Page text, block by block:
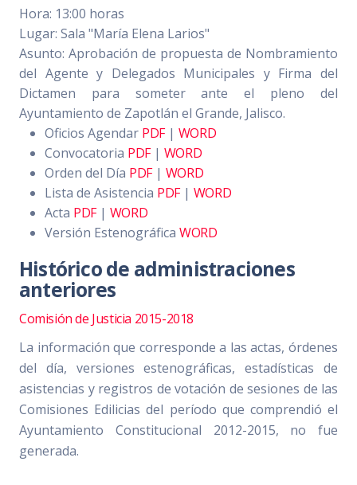
Hora: 13:00 horas
Lugar: Sala "María Elena Larios"
Asunto: Aprobación de propuesta de Nombramiento
del Agente y Delegados Municipales y Firma del
Dictamen para someter ante el pleno del
Ayuntamiento de Zapotlán el Grande, Jalisco.
Oficios Agendar PDF| WORD
Convocatoria PDF| WORD
Orden del Día PDF| WORD
Lista de Asistencia PDF| WORD
Acta PDF| WORD
Versión Estenográfica WORD
Histórico de administraciones
anteriores
Comisión de Justicia 2015-2018
La información que corresponde a las actas, órdenes
del día, versiones estenográficas, estadísticas de
asistencias y registros de votación de sesiones de las
Comisiones Edilicias del período que comprendió el
Ayuntamiento Constitucional 2012-2015, no fue
generada.